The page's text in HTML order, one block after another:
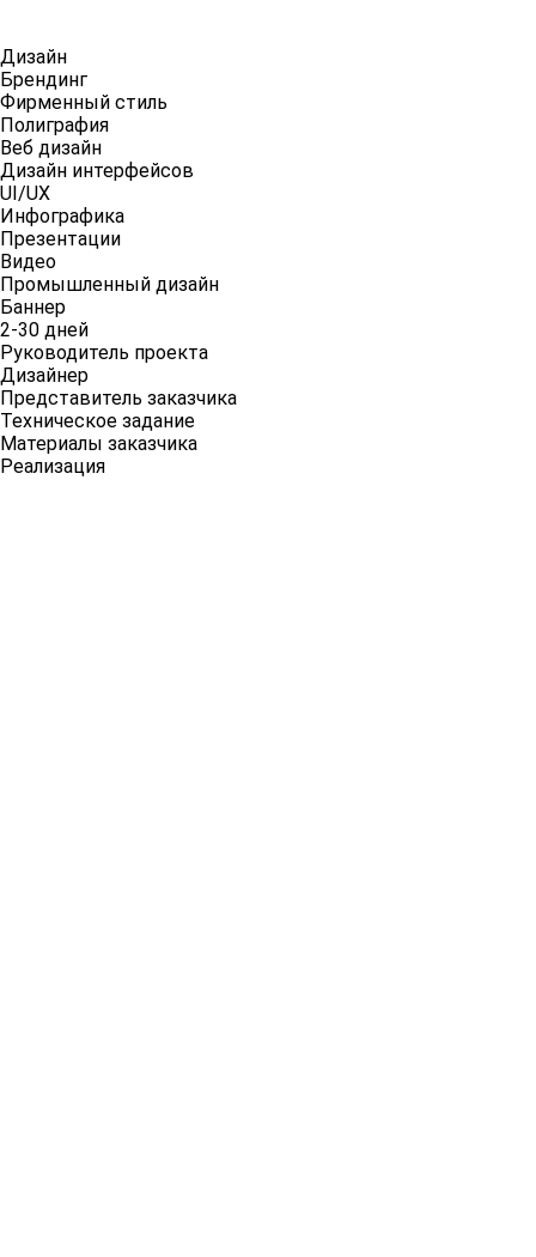
Дизайн
Брендинг
Фирменный стиль
Полиграфия
Веб дизайн
Дизайн интерфейсов
UI/UX
Инфографика
Презентации
Видео
Промышленный дизайн
Баннер
2-30 дней
Руководитель проекта
Дизайнер
Представитель заказчика
Техническое задание
Материалы заказчика
Реализация